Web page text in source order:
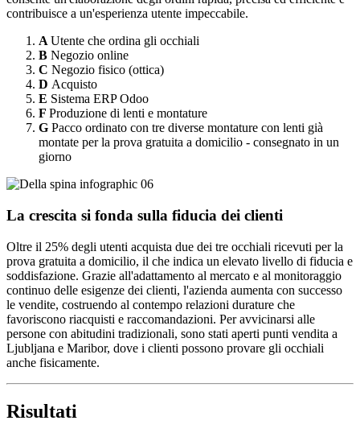
contribuisce a un'esperienza utente impeccabile.
A Utente che ordina gli occhiali
B Negozio online
C Negozio fisico (ottica)
D Acquisto
E Sistema ERP Odoo
F Produzione di lenti e montature
G Pacco ordinato con tre diverse montature con lenti già
montate per la prova gratuita a domicilio - consegnato in un
giorno
La crescita si fonda sulla fiducia dei clienti
Oltre il 25% degli utenti acquista due dei tre occhiali ricevuti per la
prova gratuita a domicilio, il che indica un elevato livello di fiducia e
soddisfazione. Grazie all'adattamento al mercato e al monitoraggio
continuo delle esigenze dei clienti, l'azienda aumenta con successo
le vendite, costruendo al contempo relazioni durature che
favoriscono riacquisti e raccomandazioni. Per avvicinarsi alle
persone con abitudini tradizionali, sono stati aperti punti vendita a
Ljubljana e Maribor, dove i clienti possono provare gli occhiali
anche fisicamente.
Risultati